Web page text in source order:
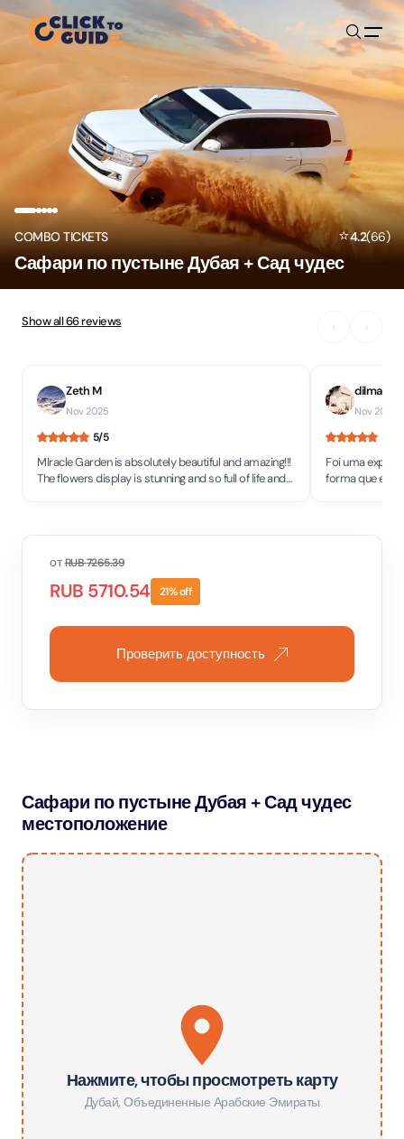
Skip to content
COMBO TICKETS ⭐4.2(66)
Сафари по пустыне Дубая + Сад чудес
Show all66reviews
Zeth M
Nov 2025
5/5
MIracle Garden is absolutely beautiful and amazing!!!
The flowers display is stunning and so full of life and
dilmacia
Nov 2025
Foi uma
forma que eles
Сафари по пустыне Дубая + Сад чудес
местоположение
Нажмите, чтобы просмотреть карту
Дубай, Объединенные Арабские Эмираты
отRUB7265.39
RUB 5710.54 21% off
Проверить доступность